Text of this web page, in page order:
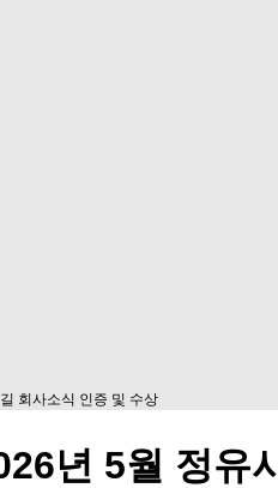
회사소식 인증 및 수상
년 5월 정